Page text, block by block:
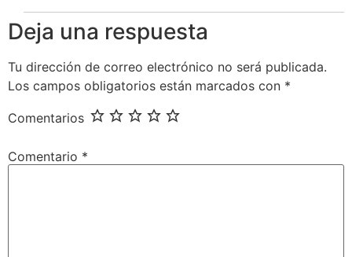
Deja una respuesta
Tu dirección de correo electrónico no será publicada.
Los campos obligatorios están marcados con *
Comentarios
Comentario *